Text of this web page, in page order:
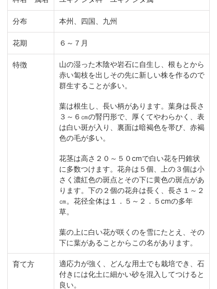
分布 本州、四国、九州
花期 ６～７月
特徴
山の湿った木陰や岩石に自生し、根もとから
赤い匐枝を出しその先に新しい株を作るので
群生することが多い。
葉は根生し、長い柄があります。葉身は長さ
３～６㎝の腎円形で、厚くてやわらかく、表
は白い斑が入り、裏面は暗褐色を帯び、赤褐
色の毛が多い。
花茎は高さ２０～５０cmで白い花を円錐状
に多数つけます。花弁は５個、上の３個は小
さく濃紅色の斑点とその下に黄色の斑点があ
ります。下の２個の花弁は長く、長さ１～２
㎝。花径全体は１．５～２．５cmの多年
草。
葉の上に白い花が咲くのを雪にたとえ、その
下に葉があることからこの名があります。
育て方
適応力が強く、どんな用土でも栽培でき、石
付きには化土に細かい砂を混入してつけると
良い。